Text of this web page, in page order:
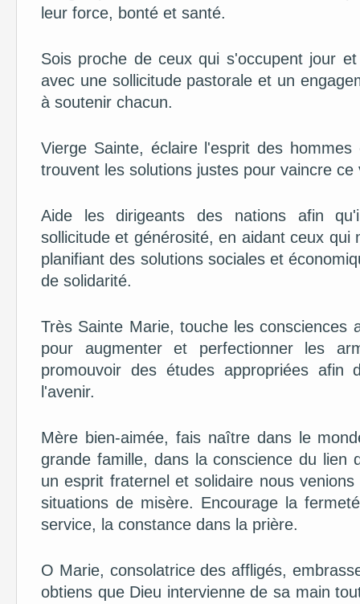
leur force, bonté et santé.
Sois proche de ceux qui s'occupent jour
avec une sollicitude pastorale et un
à soutenir chacun.
Vierge Sainte, éclaire l'esprit des
trouvent les solutions justes pour vaincre ce
Aide les dirigeants des nations afin
sollicitude et générosité, en aidant ceux
planifiant des solutions sociales et
de solidarité.
Très Sainte Marie, touche les consciences
pour augmenter et perfectionner les
promouvoir des études appropriées afin
l'avenir.
Mère bien-aimée, fais naître dans le
grande famille, dans la conscience du lien
un esprit fraternel et solidaire nous
situations de misère. Encourage la
service, la constance dans la prière.
O Marie, consolatrice des affligés,
obtiens que Dieu intervienne de sa main